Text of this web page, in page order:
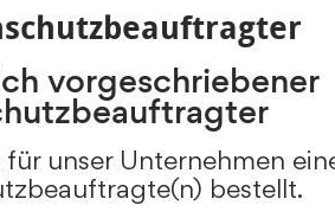
vorgeschriebener
unser Unternehmen
bestellt.